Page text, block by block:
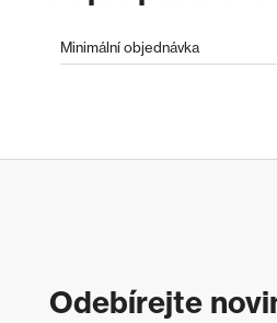
Minimální objednávka
Odebírejte